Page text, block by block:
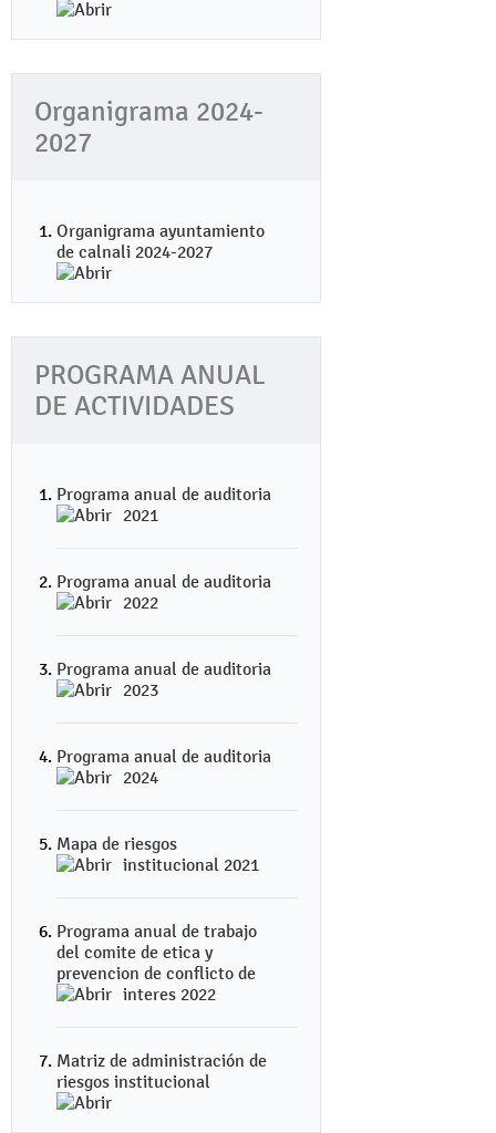
Organigrama 2024-
2027
Organigrama ayuntamiento
de calnali 2024-2027
PROGRAMA ANUAL
DE ACTIVIDADES
Programa anual de auditoria
2021
Programa anual de auditoria
2022
Programa anual de auditoria
2023
Programa anual de auditoria
2024
Mapa de riesgos
institucional 2021
Programa anual de trabajo
del comite de etica y
prevencion de conflicto de
interes 2022
Matriz de administración de
riesgos institucional